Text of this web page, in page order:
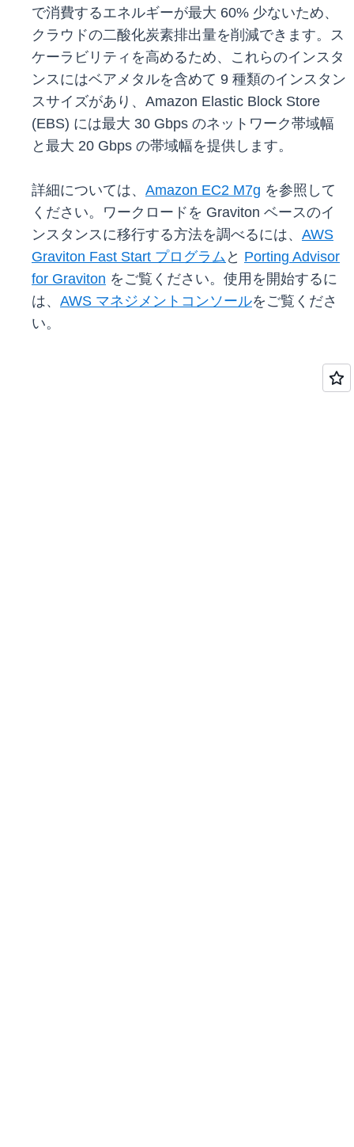
で消費するエネルギーが最大 60% 少ないため、
クラウドの二酸化炭素排出量を削減できます。ス
ケーラビリティを高めるため、これらのインスタ
ンスにはベアメタルを含めて 9 種類のインスタン
スサイズがあり、Amazon Elastic Block Store
(EBS) には最大 30 Gbps のネットワーク帯域幅
と最大 20 Gbps の帯域幅を提供します。
詳細については、 Amazon EC2 M7g を参照して
ください。ワークロードを Graviton ベースのイ
ンスタンスに移行する方法を調べるには、 AWS
Graviton Fast Start プログラム と Porting Advisor
for Graviton をご覧ください。使用を開始するに
は、 AWS マネジメントコンソールをご覧くださ
い。